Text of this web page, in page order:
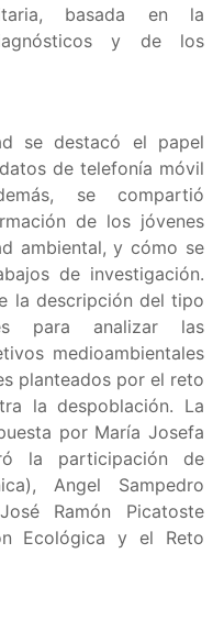
basada en la
y de los
se destacó el papel
de telefonía móvil
se compartió
de los jóvenes
ambiental, y cómo se
de investigación.
la descripción del tipo
para analizar las
medioambientales
planteados por el reto
la despoblación. La
por María Josefa
la participación de
Angel Sampedro
Ramón Picatoste
Ecológica y el Reto